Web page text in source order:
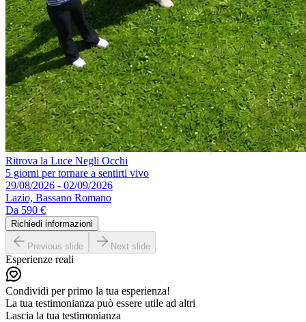
Ritrova la Luce Negli Occhi
5 giorni per tornare a sentirti vivo
29/08/2026 - 02/09/2026
Lazio, Bassano Romano
Da 590 €
Richiedi informazioni
Previous slide Next slide
Esperienze reali
Condividi per primo la tua esperienza!
La tua testimonianza può essere utile ad altri
Lascia la tua testimonianza